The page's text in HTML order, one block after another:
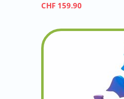
CHF 159.90